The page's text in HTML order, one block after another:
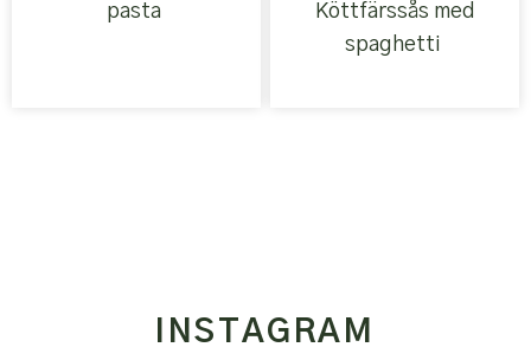
pasta
Köttfärssås med
spaghetti
INSTAGRAM